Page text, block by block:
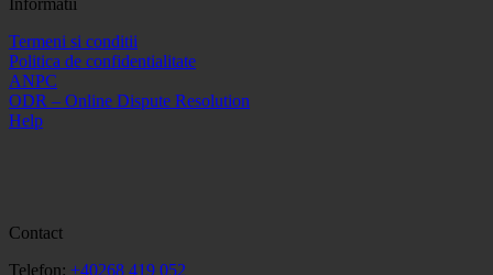
Informatii
Termeni si conditii
Politica de confidentialitate
ANPC
ODR – Online Dispute Resolution
Help
Contact
Telefon: +40268 419 052